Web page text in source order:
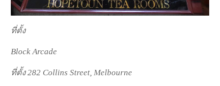
ที่ตั้ง
Block Arcade
ที่ตั้ง 282 Collins Street, Melbourne